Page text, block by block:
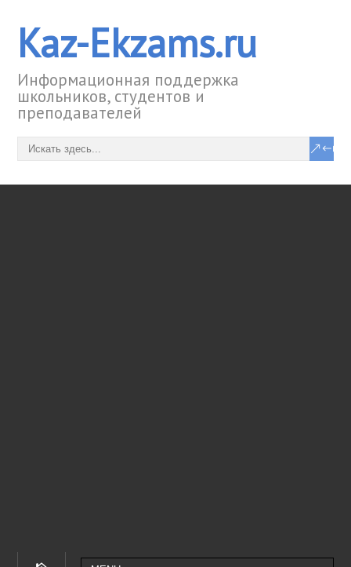
Kaz-Ekzams.ru
Информационная поддержка
школьников, студентов и
преподавателей